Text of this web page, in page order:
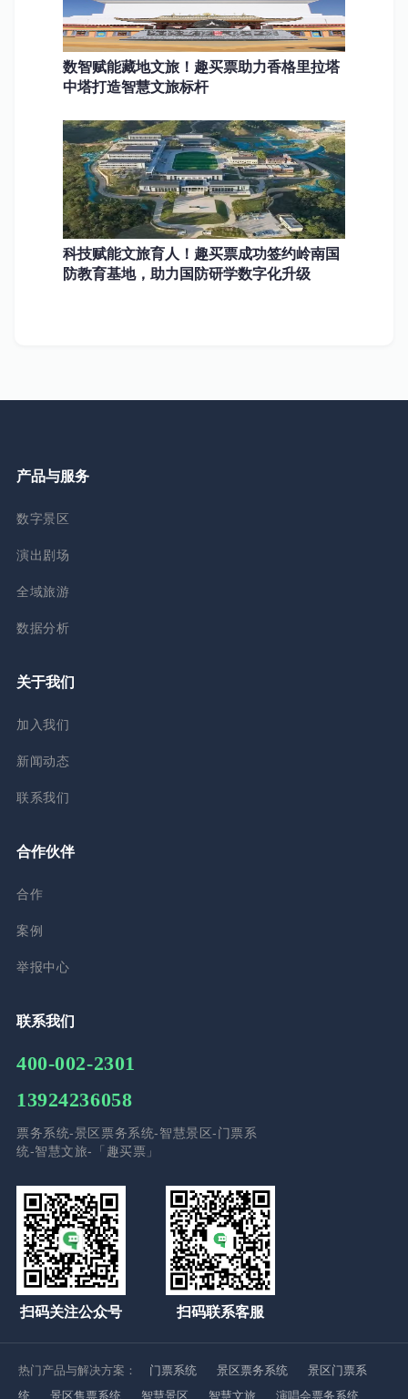
数智赋能藏地文旅！趣买票助力香格里拉塔
中塔打造智慧文旅标杆
科技赋能文旅育人！趣买票成功签约岭南国
防教育基地，助力国防研学数字化升级
产品与服务
数字景区
演出剧场
全域旅游
数据分析
关于我们
加入我们
新闻动态
联系我们
合作伙伴
合作
案例
举报中心
联系我们
400-002-2301
13924236058
票务系统-景区票务系统-智慧景区-门票系
统-智慧文旅-「趣买票」
扫码关注公众号 扫码联系客服
热门产品与解决方案： 门票系统 景区票务系统
景区门票系
统
景区售票系统 智慧景区 智慧文旅 演唱会票务系统